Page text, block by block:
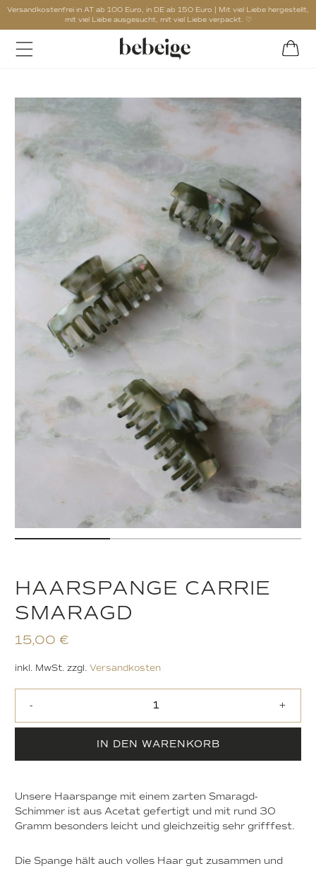
Versandkostenfrei in AT ab 100 Euro, in DE ab 150 Euro | Mit viel Liebe hergestellt,
mit viel Liebe ausgesucht, mit viel Liebe verpackt. ♡
HAARSPANGE CARRIE
SMARAGD
15,00 €
inkl. MwSt. zzgl. Versandkosten
- +
IN DEN WARENKORB
Unsere Haarspange mit einem zarten Smaragd-
Schimmer ist aus Acetat gefertigt und mit rund 30
Gramm besonders leicht und gleichzeitig sehr grifffest.
Die Spange hält auch volles Haar gut zusammen und